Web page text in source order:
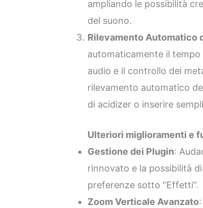
ampliando le possibilità
del suono.
Rilevamento Automatico
automaticamente il
audio e il controllo dei
rilevamento automatico
di acidizer o inserire
Ulteriori miglioramenti e
Gestione dei Plugin:
rinnovato e la possibilità
preferenze sotto “Effetti”.
Zoom Verticale Avanzato